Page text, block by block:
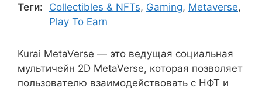
Теги:
Collectibles & NFTs, Gaming, Metaverse,
Play To Earn
Kurai MetaVerse — это ведущая социальная
мультичейн 2D MetaVerse, которая позволяет
пользователю взаимодействовать с НФТ и